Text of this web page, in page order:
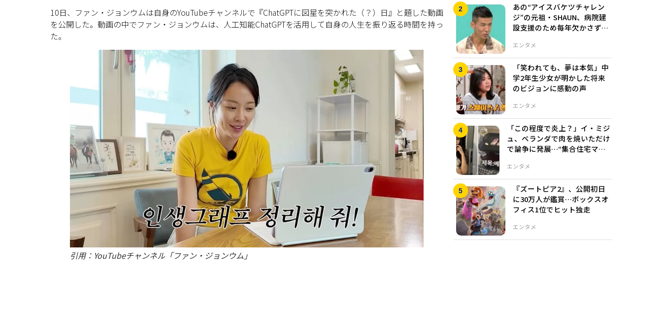
10日、ファン・ジョンウムは自身のYouTubeチャンネルで『ChatGPTに図星を突かれた（？）日』と題した動画
を公開した。動画の中でファン・ジョンウムは、人工知能ChatGPTを活用して自身の人生を振り返る時間を持っ
た。
引用：YouTubeチャンネル「ファン・ジョンウム」
エンタメ
あの“アイスバケツチャレン
ジ”の元祖・SHAUN、病院建
設支援のため毎年欠かさず寄
エンタメ
「笑われても、夢は本気」中
学2年生少女が明かした将来
のビジョンに感動の声
エンタメ
「この程度で炎上？」イ・ミジ
ュ、ベランダで肉を焼いただけ
で論争に発展…“集合住宅マナ
エンタメ
『ズートピア2』、公開初日
に30万人が鑑賞…ボックスオ
フィス1位でヒット独走